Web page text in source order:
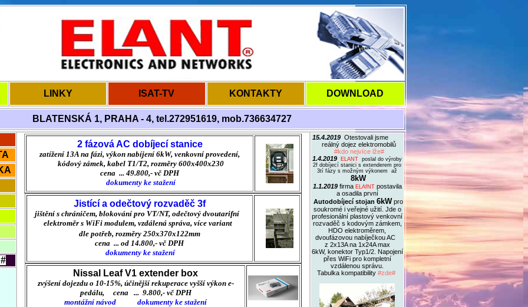
LINKY ISAT-TV KONTAKTY DOWNLOAD
BLATENSKÁ 1, PRAHA - 4, tel.272951619, mob.736634727
2 fázová AC dobíjecí stanice
zatížení 13A na fázi, výkon nabíjení 6kW, venkovní provedení,
kódový zámek, kabel T1/T2, rozměry 600x400x230
cena ... 49.800,- vč DPH
dokumenty ke stažení
Jistící a odečtový rozvaděč 3f
jištění s chráničem, blokování pro VT/NT, odečtový dvoutarifní
elektroměr s WiFi modulem, vzdálená správa, více variant
dle potřeb, rozměry 250x370x122mm
cena ... od 14.800,- vč DPH
dokumenty ke stažení
Nissal Leaf V1 extender box
zvýšení dojezdu o 10-15%, účinější rekuperace vyšší výkon e-
pedálu, cena ... 9.800,- vč DPH
montážní návod
dokumenty ke stažení
15.4.2019 Otestovali jsme
reálný dojez elektromobilů
#kdo nejvíce lže#
1.4.2019
ELANT poslal do výroby
2f dobíjecí stanici s extenderem pro
3tí fázy s možným výkonem až
8kW
1.1.2019 firma ELAfNT postavila
a osadila první
Autodobíjecí stojan 6kWpro
soukromé i veřejné užití. Jde o
profesionální plastový venkovní
rozvaděč s kodovým zámkem,
HDO elektroměrem,
dvoufázovou nabíječkou AC
z 2x13A na 1x24A max
6kW, konektor Typ1/2. Napojení
přes WiFi pro kompletní
vzdálenou správu.
Tabulka kompatibility #zde#